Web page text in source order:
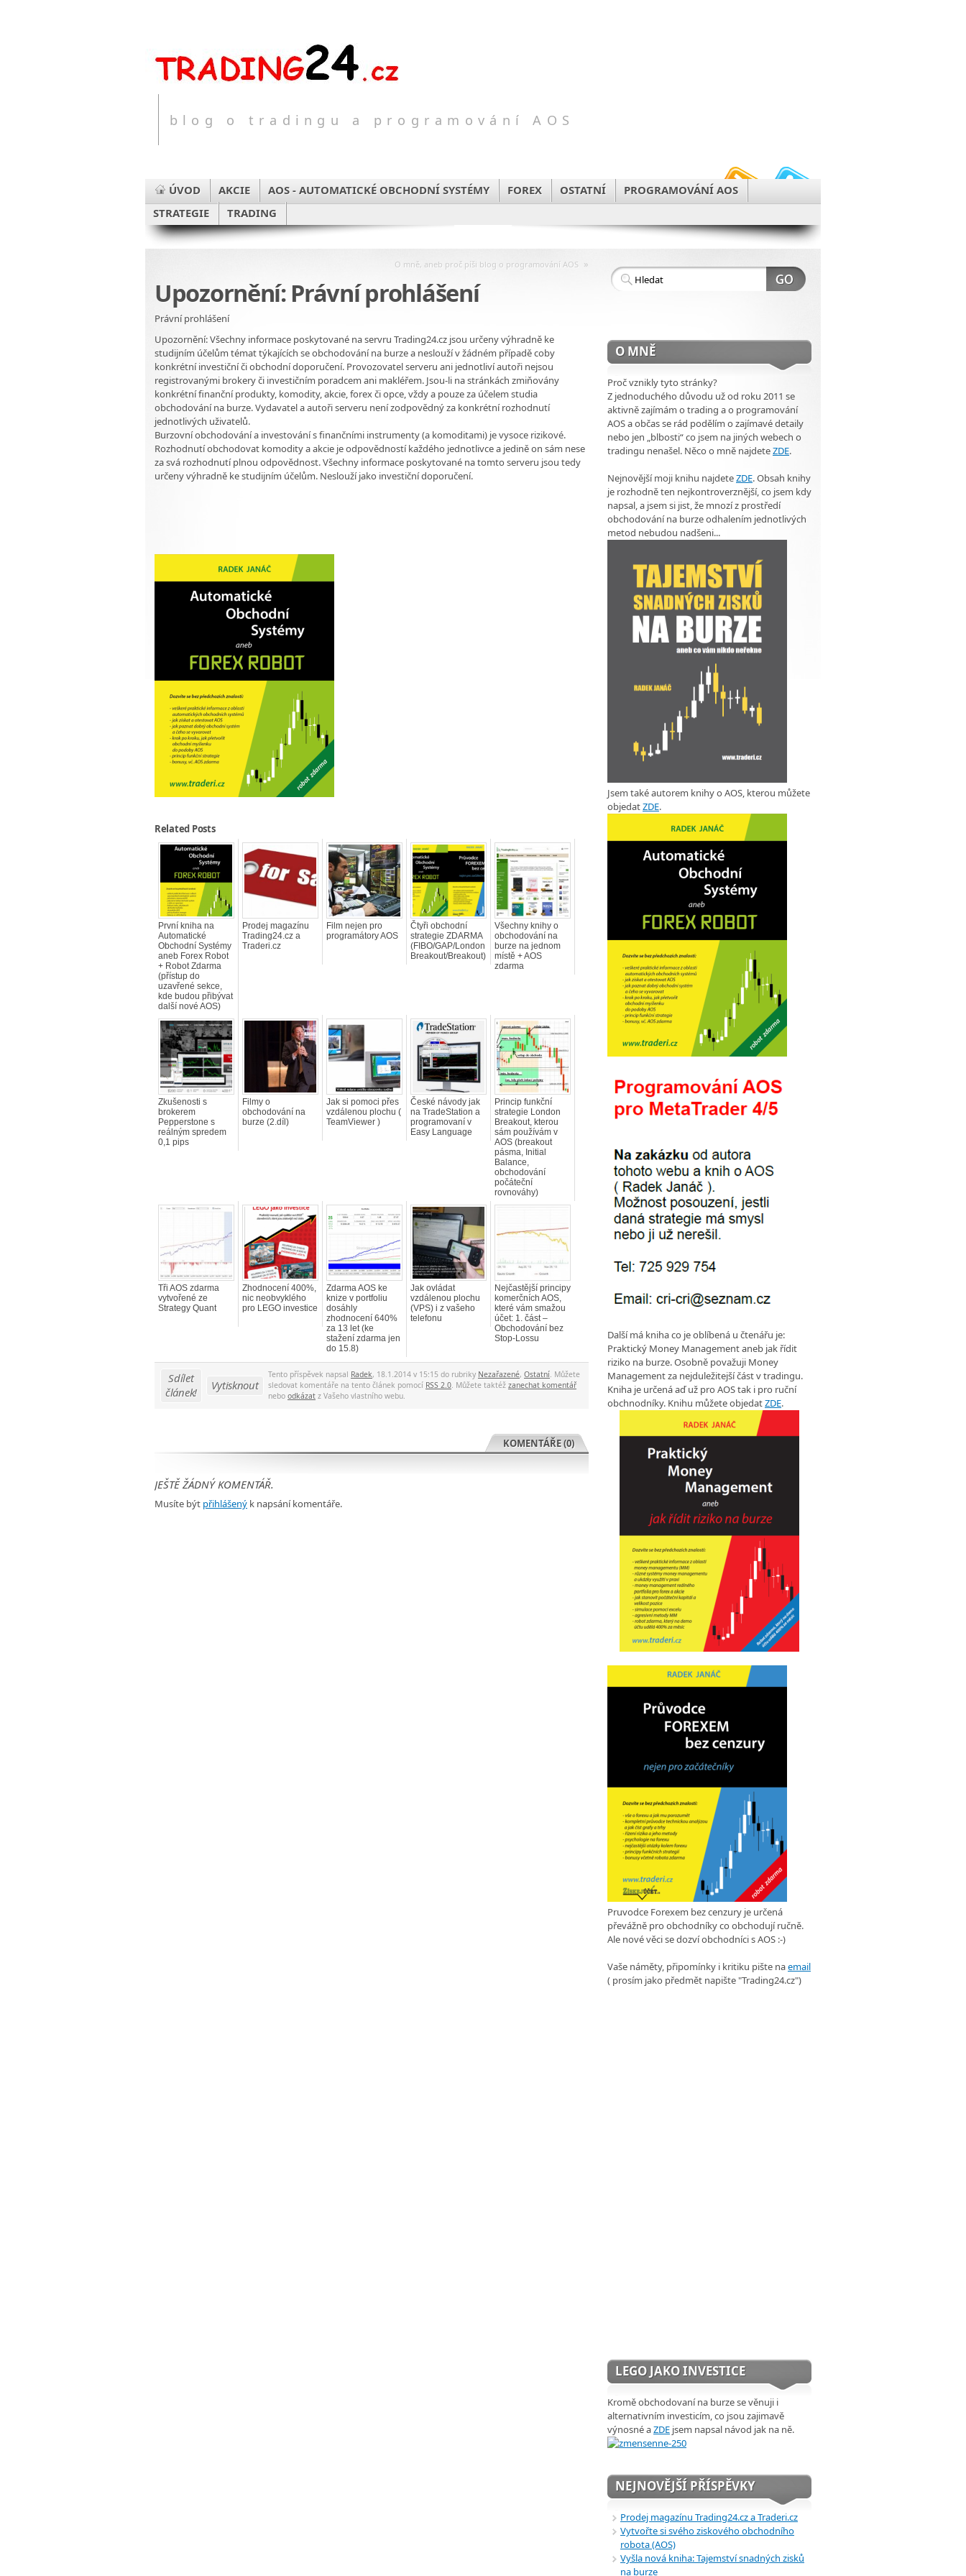
blog o tradingu a programování AOS
ÚVOD AKCIE AOS - AUTOMATICKÉ OBCHODNÍ SYSTÉMY FOREX OSTATNÍ
PROGRAMOVÁNÍ AOS
STRATEGIE
TRADING
O mně, aneb proč píši blog o programování AOS »
Upozornění: Právní prohlášení
Právní prohlášení
Upozornění: Všechny informace poskytované na servru Trading24.cz jsou určeny výhradně ke
studijním účelům témat týkajících se obchodování na burze a neslouží v žádném případě coby
konkrétní investiční či obchodní doporučení. Provozovatel serveru ani jednotliví autoři nejsou
registrovanými brokery či investičním poradcem ani makléřem. Jsou-li na stránkách zmiňovány
konkrétní finanční produkty, komodity, akcie, forex či opce, vždy a pouze za účelem studia
obchodování na burze. Vydavatel a autoři serveru není zodpovědný za konkrétní rozhodnutí
jednotlivých uživatelů.
Burzovní obchodování a investování s finančními instrumenty (a komoditami) je vysoce rizikové.
Rozhodnutí obchodovat komodity a akcie je odpovědností každého jednotlivce a jedině on sám nese
za svá rozhodnutí plnou odpovědnost. Všechny informace poskytované na tomto serveru jsou tedy
určeny výhradně ke studijním účelům. Neslouží jako investiční doporučení.
Related Posts
První kniha na
Automatické
Obchodní Systémy
aneb Forex Robot
+ Robot Zdarma
(přístup do
uzavřené sekce,
kde budou přibývat
další nové AOS)
Prodej magazínu
Trading24.cz a
Traderi.cz
Film nejen pro
programátory AOS
Čtyři obchodní
strategie ZDARMA
(FIBO/GAP/London
Breakout/Breakout)
Všechny knihy o
obchodování na
burze na jednom
místě + AOS
zdarma
Zkušenosti s
brokerem
Pepperstone s
reálným spredem
0,1 pips
Filmy o
obchodování na
burze (2.díl)
Jak si pomoci přes
vzdálenou plochu (
TeamViewer )
České návody jak
na TradeStation a
programovaní v
Easy Language
Princip funkční
strategie London
Breakout, kterou
sám používám v
AOS (breakout
pásma, Initial
Balance,
obchodování
počáteční
rovnováhy)
Tři AOS zdarma
vytvořené ze
Strategy Quant
Zhodnocení 400%,
nic neobvyklého
pro LEGO investice
Zdarma AOS ke
knize v portfoliu
dosáhly
zhodnocení 640%
za 13 let (ke
stažení zdarma jen
do 15.8)
Jak ovládat
vzdálenou plochu
(VPS) i z vašeho
telefonu
Nejčastější principy
komerčních AOS,
které vám smažou
účet: 1. část –
Obchodování bez
Stop-Lossu
Sdílet
článek!
Vytisknout
Tento příspěvek napsal Radek, 18.1.2014 v 15:15 do rubriky Nezařazené, Ostatní. Můžete
sledovat komentáře na tento článek pomocí RSS 2.0. Můžete taktéž zanechat komentář
nebo odkázat z Vašeho vlastního webu.
KOMENTÁŘE (0)
JEŠTĚ ŽÁDNÝ KOMENTÁŘ.
Musíte být přihlášený k napsání komentáře.
O MNĚ
Proč vznikly tyto stránky?
Z jednoduchého důvodu už od roku 2011 se
aktivně zajímám o trading a o programování
AOS a občas se rád podělím o zajímavé detaily
nebo jen „blbosti“ co jsem na jiných webech o
tradingu nenašel. Něco o mně najdeteZDE.
Nejnovější moji knihu najdeteZDE. Obsah knihy
je rozhodně ten nejkontroverznější, co jsem kdy
napsal, a jsem si jist, že mnozí z prostředí
obchodování na burze odhalením jednotlivých
metod nebudou nadšeni...
Jsem také autorem knihy o AOS, kterou můžete
objedatZDE.
Další má kniha co je oblíbená u čtenářu je:
Praktický Money Management aneb jak řídit
riziko na burze. Osobně považuji Money
Management za nejduležitejší část v tradingu.
Kniha je určená aď už pro AOS tak i pro ruční
obchnodníky. Knihu můžete objedatZDE.
Pruvodce Forexem bez cenzury je určená
převážně pro obchodníky co obchodují ručně.
Ale nové věci se dozví obchodníci s AOS :-)
Vaše náměty, připomínky i kritiku pište naemail
( prosím jako předmět napište "Trading24.cz")
LEGO JAKO INVESTICE
Kromě obchodovaní na burze se věnuji i
alternativním investicím, co jsou zajimavě
výnosné aZDE jsem napsal návod jak na ně.
NEJNOVĚJŠÍ PŘÍSPĚVKY
Prodej magazínu Trading24.cz a Traderi.cz
Vytvořte si svého ziskového obchodního
robota (AOS)
Vyšla nová kniha: Tajemství snadných zisků
na burze